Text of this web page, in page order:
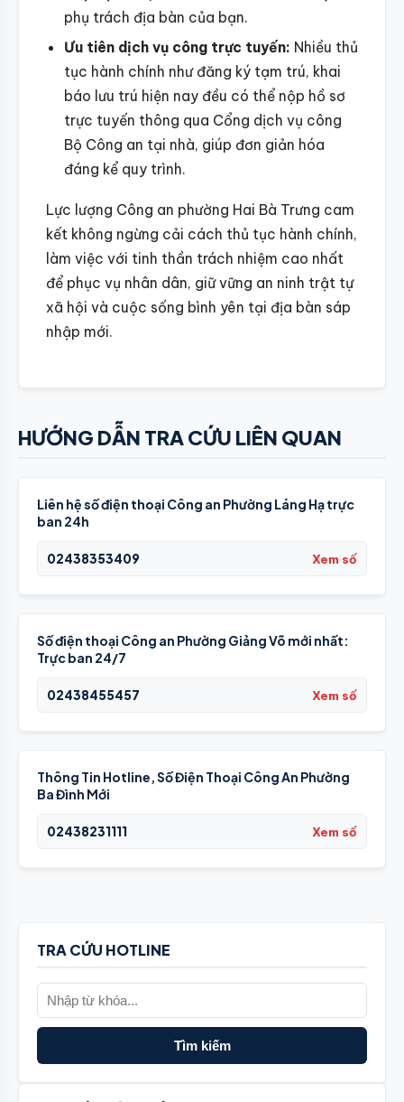
phụ trách địa bàn của bạn.
Ưu tiên dịch vụ công trực tuyến: Nhiều thủ
tục hành chính như đăng ký tạm trú, khai
báo lưu trú hiện nay đều có thể nộp hồ sơ
trực tuyến thông qua Cổng dịch vụ công
Bộ Công an tại nhà, giúp đơn giản hóa
đáng kể quy trình.
Lực lượng Công an phường Hai Bà Trưng cam
kết không ngừng cải cách thủ tục hành chính,
làm việc với tinh thần trách nhiệm cao nhất
để phục vụ nhân dân, giữ vững an ninh trật tự
xã hội và cuộc sống bình yên tại địa bàn sáp
nhập mới.
HƯỚNG DẪN TRA CỨU LIÊN QUAN
Liên hệ số điện thoại Công an Phường Láng Hạ trực
ban 24h
02438353409 Xem số
Số điện thoại Công an Phường Giảng Võ mới nhất:
Trực ban 24/7
02438455457 Xem số
Thông Tin Hotline, Số Điện Thoại Công An Phường
Ba Đình Mới
02438231111 Xem số
TRA CỨU HOTLINE
Tìm kiếm